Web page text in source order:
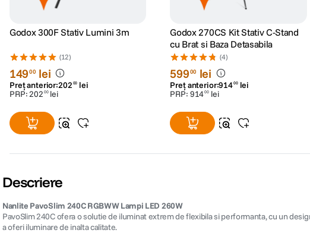
Godox 300F Stativ Lumini 3m
(12)
14900 lei
Preț anterior:202 00 lei
PRP:202 00 lei
Godox 270CS Kit Stativ C-Stand
cu Brat si Baza Detasabila
(4)
59900 lei
Preț anterior:91400 lei
PRP: 91400 lei
Descriere
Nanlite PavoSlim 240C RGBWW Lampi LED 260W
PavoSlim 240C ofera o solutie de iluminat extrem de flexibila si performanta, cu un
a oferi iluminare de inalta calitate.